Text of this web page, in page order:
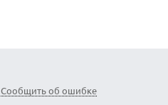
Сообщить об ошибке